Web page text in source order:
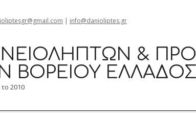
| info@danioliptes.gr
&
ΒΟΡΕΊΟΥ ΕΛΛΆΔΟΣ
2010